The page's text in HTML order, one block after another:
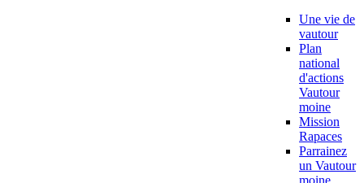
Une vie de
vautour
Plan
national
d'actions
Vautour
moine
Mission
Rapaces
Parrainez
un Vautour